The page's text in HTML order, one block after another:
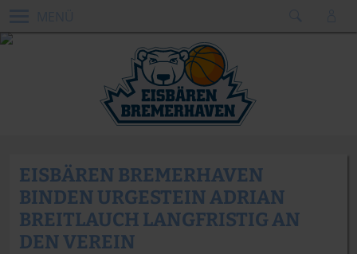
EISBÄREN BREMERHAVEN
BINDEN URGESTEIN ADRIAN
BREITLAUCH LANGFRISTIG AN
DEN VEREIN